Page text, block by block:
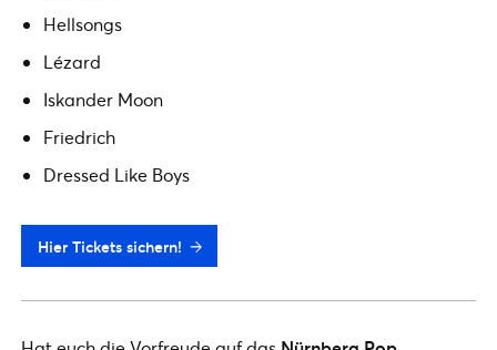
Hellsongs
Lézard
Iskander Moon
Friedrich
Dressed Like Boys
Hier Tickets sichern!